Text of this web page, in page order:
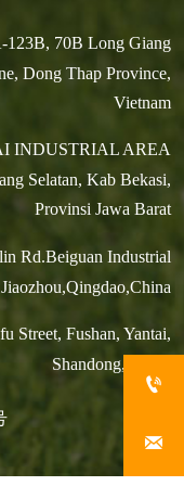
123B, 70B Long Giang
Dong Thap Province,
Vietnam
INDUSTRIAL AREA
Selatan, Kab Bekasi,
Provinsi Jawa Barat
Rd.Beiguan Industrial
Street, Fushan, Yantai,
Shandong, China

